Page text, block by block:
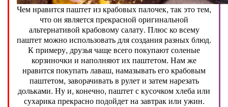
Чем нравится паштет из крабовых палочек, так это тем,
что он является прекрасной оригинальной
альтернативой крабовому салату. Плюс ко всему
паштет можно использовать для создания разных блюд.
К примеру, друзья чаще всего покупают соленые
корзиночки и наполняют их паштетом. Нам же
нравится покупать лаваш, намазывать его крабовым
паштетом, заворачивать в рулет и затем нарезать
дольками. Ну и, конечно, паштет с кусочком хлеба или
сухарика прекрасно подойдет на завтрак или ужин.